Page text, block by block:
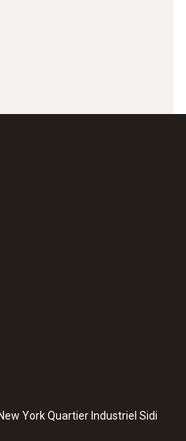
York Quartier Industriel Sidi